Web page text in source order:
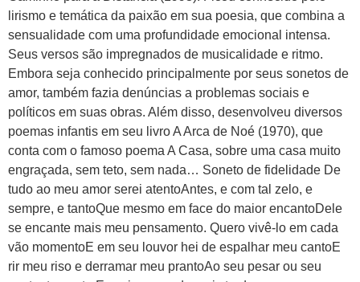
lirismo e temática da paixão em sua poesia, que combina a
sensualidade com uma profundidade emocional intensa.
Seus versos são impregnados de musicalidade e ritmo.
Embora seja conhecido principalmente por seus sonetos de
amor, também fazia denúncias a problemas sociais e
políticos em suas obras. Além disso, desenvolveu diversos
poemas infantis em seu livro A Arca de Noé (1970), que
conta com o famoso poema A Casa, sobre uma casa muito
engraçada, sem teto, sem nada… Soneto de fidelidade De
tudo ao meu amor serei atentoAntes, e com tal zelo, e
sempre, e tantoQue mesmo em face do maior encantoDele
se encante mais meu pensamento. Quero vivê-lo em cada
vão momentoE em seu louvor hei de espalhar meu cantoE
rir meu riso e derramar meu prantoAo seu pesar ou seu